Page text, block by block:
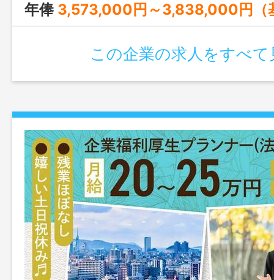
年俸 3,573,000円～3,838,000円（基本給） ＜月額＞ 347,250円～374,342円 ※年収の12分割（固定残業手当と住宅手当を含む） ※経験・スキルを考慮した上で決定 ※ご本人の経験、前職給与を参考の上、個別相談 ※賃金はあくま
この企業の求人をすべて